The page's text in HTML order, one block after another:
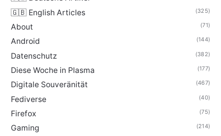
🇬🇧 English Articles (325)
About (71)
Android (144)
Datenschutz (382)
Diese Woche in Plasma (177)
Digitale Souveränität (467)
Fediverse (40)
Firefox (75)
Gaming (214)